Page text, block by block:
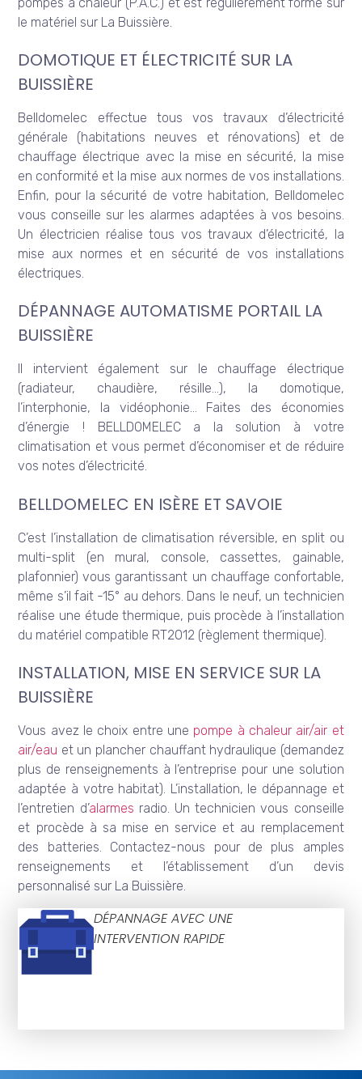
le matériel sur La Buissière.
DOMOTIQUE ET ÉLECTRICITÉ SUR LA
BUISSIÈRE
Belldomelec effectue tous vos travaux d’électricité
générale (habitations neuves et rénovations) et de
chauffage électrique avec la mise en sécurité, la mise
en conformité et la mise aux normes de vos installations.
Enfin, pour la sécurité de votre habitation, Belldomelec
vous conseille sur les alarmes adaptées à vos besoins.
Un électricien réalise tous vos travaux d’électricité, la
mise aux normes et en sécurité de vos installations
électriques.
DÉPANNAGE AUTOMATISME PORTAIL LA
BUISSIÈRE
Il intervient également sur le chauffage électrique
(radiateur, chaudière, résille…), la domotique,
l’interphonie, la vidéophonie… Faites des économies
d’énergie ! BELLDOMELEC a la solution à votre
climatisation et vous permet d’économiser et de réduire
vos notes d’électricité.
BELLDOMELEC EN ISÈRE ET SAVOIE
C’est l’installation de climatisation réversible, en split ou
multi-split (en mural, console, cassettes, gainable,
plafonnier) vous garantissant un chauffage confortable,
même s’il fait -15° au dehors. Dans le neuf, un technicien
réalise une étude thermique, puis procède à l’installation
du matériel compatible RT2012 (règlement thermique).
INSTALLATION, MISE EN SERVICE SUR LA
BUISSIÈRE
Vous avez le choix entre une pompe à chaleur air/air et
air/eau et un plancher chauffant hydraulique (demandez
plus de renseignements à l’entreprise pour une solution
adaptée à votre habitat). L’installation, le dépannage et
l’entretien d’alarmes radio. Un technicien vous conseille
et procède à sa mise en service et au remplacement
des batteries. Contactez-nous pour de plus amples
renseignements et l’établissement d’un devis
personnalisé sur La Buissière.
DÉPANNAGE AVEC UNE
INTERVENTION RAPIDE